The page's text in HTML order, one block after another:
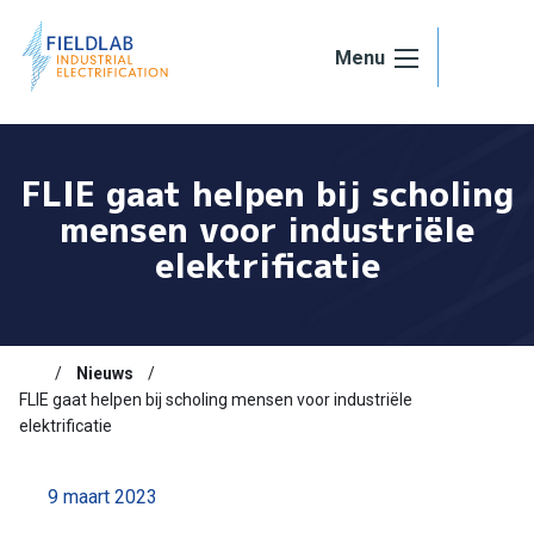
Menu
FLIE gaat helpen bij scholing
mensen voor industriële
elektrificatie
Nieuws
FLIE gaat helpen bij scholing mensen voor industriële
elektrificatie
9 maart 2023